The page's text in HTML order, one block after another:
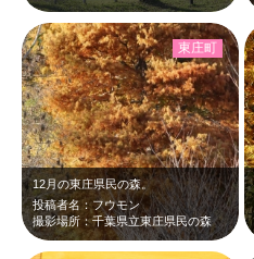
12月の東庄県民の森。
投稿者名：フウモン
撮影場所：千葉県立東庄県民の森
東庄町